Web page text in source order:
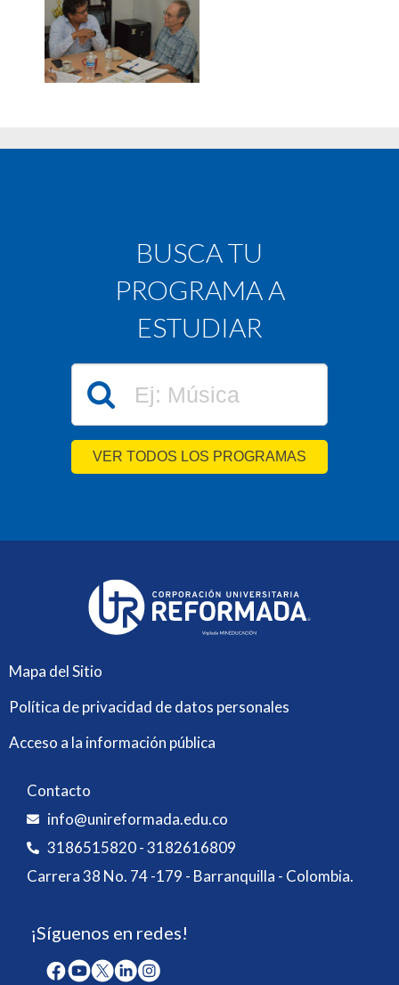
BUSCA TU
PROGRAMA A
ESTUDIAR
VER TODOS LOS PROGRAMAS
Mapa del Sitio
Política de privacidad de datos personales
Acceso a la información pública
Contacto
info@unireformada.edu.co
3186515820 - 3182616809
Carrera 38 No. 74 -179 - Barranquilla - Colombia.
¡Síguenos en redes!